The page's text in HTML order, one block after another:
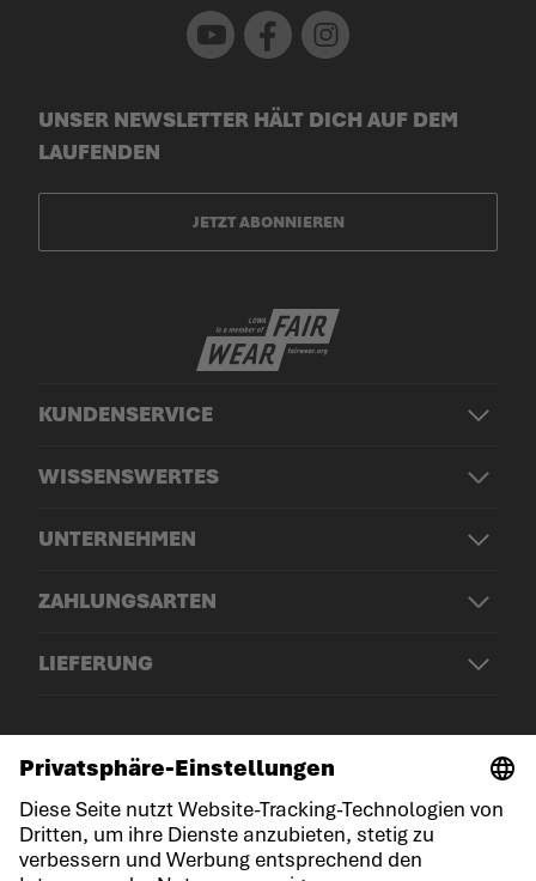
Youtube Facebook Instagram
KUNDENSERVICE
WISSENSWERTES
UNTERNEHMEN
ZAHLUNGSARTEN
LIEFERUNG
UNSER NEWSLETTER HÄLT DICH AUF DEM
LAUFENDEN
JETZT ABONNIEREN
Impressum